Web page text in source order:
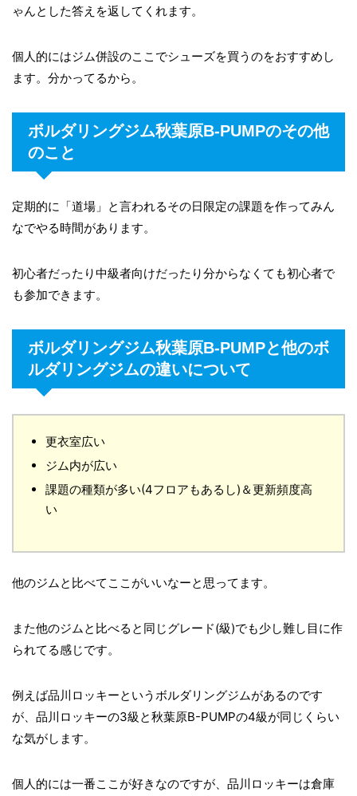
ゃんとした答えを返してくれます。
個人的にはジム併設のここでシューズを買うのをおすすめし
ます。分かってるから。
ボルダリングジム秋葉原B-PUMPのその他
のこと
定期的に「道場」と言われるその日限定の課題を作ってみん
なでやる時間があります。
初心者だったり中級者向けだったり分からなくても初心者で
も参加できます。
ボルダリングジム秋葉原B-PUMPと他のボ
ルダリングジムの違いについて
更衣室広い
ジム内が広い
課題の種類が多い(4フロアもあるし)＆更新頻度高
い
他のジムと比べてここがいいなーと思ってます。
また他のジムと比べると同じグレード(級)でも少し難し目に作
られてる感じです。
例えば品川ロッキーというボルダリングジムがあるのです
が、品川ロッキーの3級と秋葉原B-PUMPの4級が同じくらい
な気がします。
個人的には一番ここが好きなのですが、品川ロッキーは倉庫